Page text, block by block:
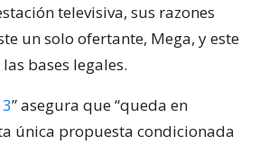
televisiva, sus razones
un solo ofertante, Mega, y este
bases legales.
” asegura que “queda en
única propuesta condicionada